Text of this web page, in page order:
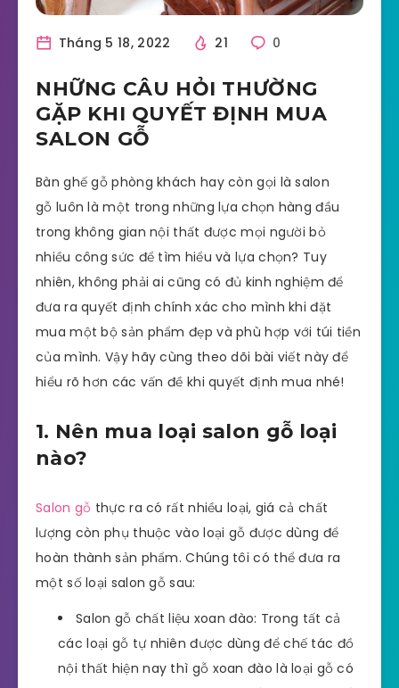
Tháng 5 18, 2022 21 0
NHỮNG CÂU HỎI THƯỜNG
GẶP KHI QUYẾT ĐỊNH MUA
SALON GỖ
Bàn ghế gỗ phòng khách hay còn gọi là salon
gỗ luôn là một trong những lựa chọn hàng đầu
trong không gian nội thất được mọi người bỏ
nhiều công sức để tìm hiểu và lựa chọn? Tuy
nhiên, không phải ai cũng có đủ kinh nghiệm để
đưa ra quyết định chính xác cho mình khi đặt
mua một bộ sản phẩm đẹp và phù hợp với túi tiền
của mình. Vậy hãy cùng theo dõi bài viết này để
hiểu rõ hơn các vấn đề khi quyết định mua nhé!
1. Nên mua loại salon gỗ loại
nào?
Salon gỗ thực ra có rất nhiều loại, giá cả chất
lượng còn phụ thuộc vào loại gỗ được dùng để
hoàn thành sản phẩm. Chúng tôi có thể đưa ra
một số loại salon gỗ sau:
Salon gỗ chất liệu xoan đào: Trong tất cả
các loại gỗ tự nhiên được dùng để chế tác đồ
nội thất hiện nay thì gỗ xoan đào là loại gỗ có